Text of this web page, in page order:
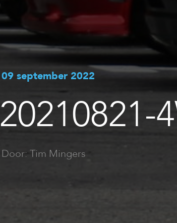
09 september 2022
20210821-
Door: Tim Mingers